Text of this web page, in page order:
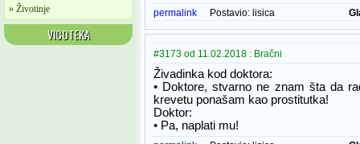
» Životinje
VICOTEKA
permalink Postavio: lisica
#3173 od 11.02.2018 : Bračni
Živadinka kod doktora:
• Doktore, stvarno ne znam šta da
krevetu ponašam kao prostitutka!
Doktor:
• Pa, naplati mu!